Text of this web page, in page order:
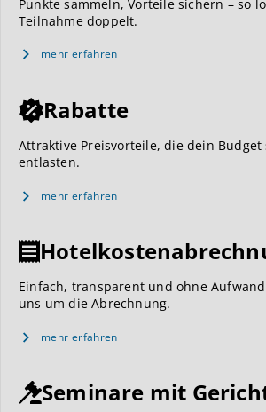
Punkte sammeln, Vorteile sichern – so
Teilnahme doppelt.
mehr erfahren
Rabatte
Attraktive Preisvorteile, die dein
entlasten.
mehr erfahren
Einfach, transparent und ohne
uns um die Abrechnung.
mehr erfahren
Seminare mit